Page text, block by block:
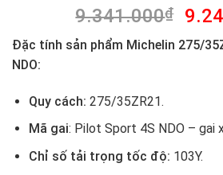
9.341.000₫
Giá
gốc
là:
Đặc tính sản phẩm Michelin 275/
NDO:
Quy cách: 275/35ZR21.
Mã gai: Pilot Sport 4S NDO – gai
Chỉ số tải trọng tốc độ: 103Y.